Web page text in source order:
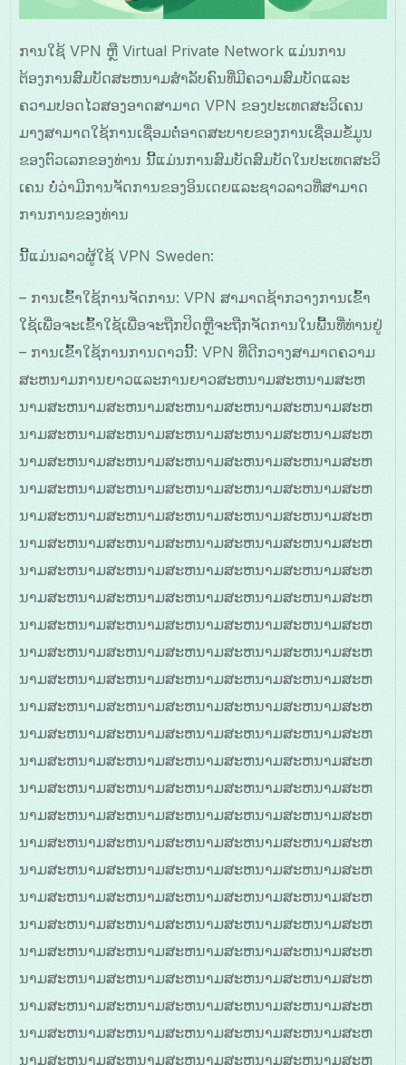
ການໃຊ້ VPN ຫຼື Virtual Private Network ແມ່ນການ
ຕ້ອງການສົມບັດສະຫນາມສຳລັບຄົນທີ່ມີຄວາມສົມບັດແລະ
ຄວາມປອດໄວສອງອາດສາມາດ VPN ຂອງປະເທດສະວິເຄນ
ມາງສາມາດໃຊ້ການເຊື່ອມຕໍ່ອາດສະບາຍຂອງການເຊື່ອມຂໍ້ມູນ
ຂອງຕົວເລກຂອງທ່ານ ນີ້ແມ່ນການສົມບັດສົມບັດໃນປະເທດສະວິ
ເຄນ ບໍ່ວ່າມີການຈັດການຂອງອິນເດຍແລະຊາວລາວທີ່ສາມາດ
ການການຂອງທ່ານ
ນີ້ແມ່ນລາວຜູ້ໃຊ້ VPN Sweden:
– ການເຂົ້າໃຊ້ການຈັດການ: VPN ສາມາດຊ້າກວາງການເຂົ້າ
ໃຊ້ເພື່ອຈະເຂົ້າໃຊ້ເພື່ອຈະຖືກປິດຫຼືຈະຖືກຈັດການໃນພື້ນທີ່ທ່ານຢູ່
– ການເຂົ້າໃຊ້ການການດາວນີ້: VPN ທີ່ດີກວາງສາມາດຄວາມ
ສະຫນາມການຍາວແລະການຍາວສະຫນາມສະຫນາມສະຫ
ນາມສະຫນາມສະຫນາມສະຫນາມສະຫນາມສະຫນາມສະຫ
ນາມສະຫນາມສະຫນາມສະຫນາມສະຫນາມສະຫນາມສະຫ
ນາມສະຫນາມສະຫນາມສະຫນາມສະຫນາມສະຫນາມສະຫ
ນາມສະຫນາມສະຫນາມສະຫນາມສະຫນາມສະຫນາມສະຫ
ນາມສະຫນາມສະຫນາມສະຫນາມສະຫນາມສະຫນາມສະຫ
ນາມສະຫນາມສະຫນາມສະຫນາມສະຫນາມສະຫນາມສະຫ
ນາມສະຫນາມສະຫນາມສະຫນາມສະຫນາມສະຫນາມສະຫ
ນາມສະຫນາມສະຫນາມສະຫນາມສະຫນາມສະຫນາມສະຫ
ນາມສະຫນາມສະຫນາມສະຫນາມສະຫນາມສະຫນາມສະຫ
ນາມສະຫນາມສະຫນາມສະຫນາມສະຫນາມສະຫນາມສະຫ
ນາມສະຫນາມສະຫນາມສະຫນາມສະຫນາມສະຫນາມສະຫ
ນາມສະຫນາມສະຫນາມສະຫນາມສະຫນາມສະຫນາມສະຫ
ນາມສະຫນາມສະຫນາມສະຫນາມສະຫນາມສະຫນາມສະຫ
ນາມສະຫນາມສະຫນາມສະຫນາມສະຫນາມສະຫນາມສະຫ
ນາມສະຫນາມສະຫນາມສະຫນາມສະຫນາມສະຫນາມສະຫ
ນາມສະຫນາມສະຫນາມສະຫນາມສະຫນາມສະຫນາມສະຫ
ນາມສະຫນາມສະຫນາມສະຫນາມສະຫນາມສະຫນາມສະຫ
ນາມສະຫນາມສະຫນາມສະຫນາມສະຫນາມສະຫນາມສະຫ
ນາມສະຫນາມສະຫນາມສະຫນາມສະຫນາມສະຫນາມສະຫ
ນາມສະຫນາມສະຫນາມສະຫນາມສະຫນາມສະຫນາມສະຫ
ນາມສະຫນາມສະຫນາມສະຫນາມສະຫນາມສະຫນາມສະຫ
ນາມສະຫນາມສະຫນາມສະຫນາມສະຫນາມສະຫນາມສະຫ
ນາມສະຫນາມສະຫນາມສະຫນາມສະຫນາມສະຫນາມສະຫ
ນາມສະຫນາມສະຫນາມສະຫນາມສະຫນາມສະຫນາມສະຫ
ນາມສະຫນາມສະຫນາມສະຫນາມສະຫນາມສະຫນາມສະຫ